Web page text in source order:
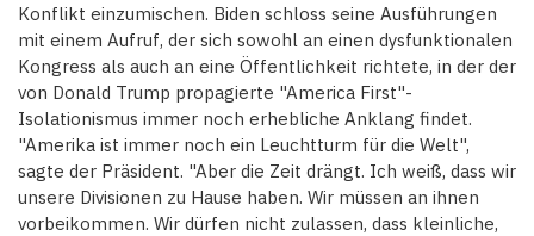
Konflikt einzumischen. Biden schloss seine Ausführungen
mit einem Aufruf, der sich sowohl an einen dysfunktionalen
Kongress als auch an eine Öffentlichkeit richtete, in der der
von Donald Trump propagierte "America First"-
Isolationismus immer noch erhebliche Anklang findet.
"Amerika ist immer noch ein Leuchtturm für die Welt",
sagte der Präsident. "Aber die Zeit drängt. Ich weiß, dass wir
unsere Divisionen zu Hause haben. Wir müssen an ihnen
vorbeikommen. Wir dürfen nicht zulassen, dass kleinliche,